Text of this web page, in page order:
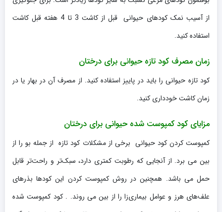
از آسیب نمک کودهای حیوانی قبل از کاشت 3 تا 4 هفته قبل کاشت
استفاده کنید.
زمان مصرف کود تازه حیوانی برای درختان
کود تازه حیوانی را باید در پاییز استفاده کنید. از مصرف آن در بهار یا در
زمان کاشت خودداری کنید.
مزایای کود کمپوست شده حیوانی برای درختان
کمپوست کردن کود حیوانی برخی از مشکلات کود تازه از جمله بو را از
بین می برد. از آنجایی که رطوبت کمتری دارد، سبک‌تر و راحت‌تر قابل
حمل می باشد. همچنین در روش کمپوست کردن این کودها بذرهای
علف‌های هرز و عوامل بیماری‌زا را از بین می روند. . کود کمپوست شده